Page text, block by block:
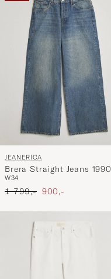
JEANERICA
Brera Straight Jeans 1990
Light Vintage
W34
Ordinary pris
1 799,- Nedsat pris
900,-